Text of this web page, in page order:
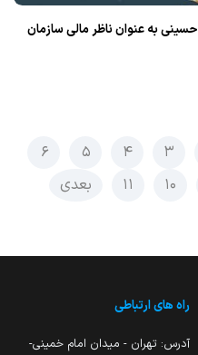
به عنوان ناظر مالی سازمان
۳ ۴ ۵
۶
۱۰ ۱۱ بعدی
راه های ارتباطی
آدرس: تهران - میدان امام خمینی-